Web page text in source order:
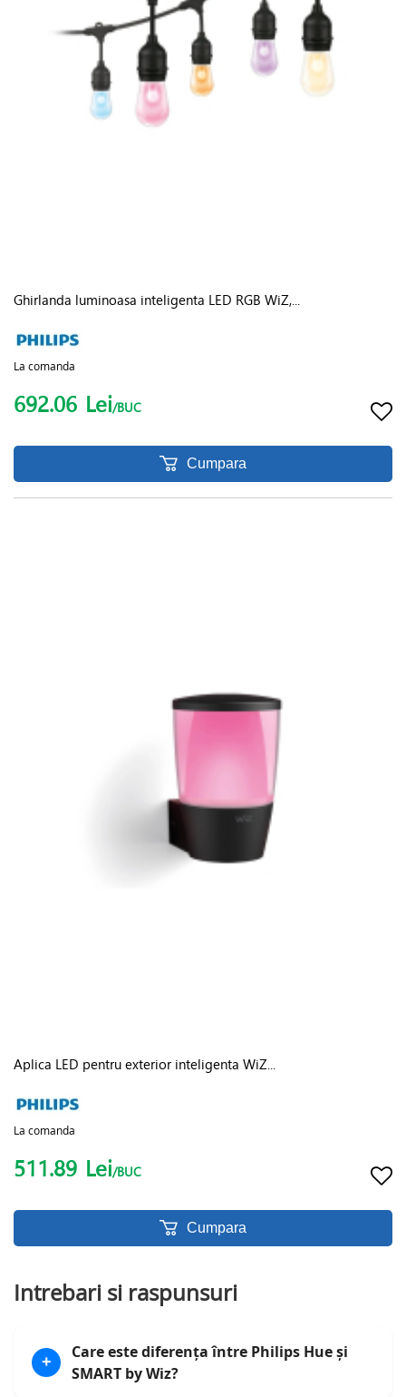
Ghirlanda luminoasa inteligenta LED RGB WiZ,...
La comanda
692.06 Lei/BUC
Cumpara
Aplica LED pentru exterior inteligenta WiZ...
La comanda
511.89 Lei/BUC
Cumpara
Intrebari si raspunsuri
+
Care este diferența între Philips Hue și
SMART by Wiz?